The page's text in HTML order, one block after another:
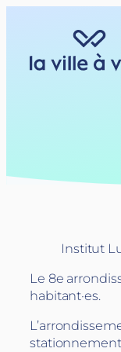
Institut
Le 8e
habitant·es.